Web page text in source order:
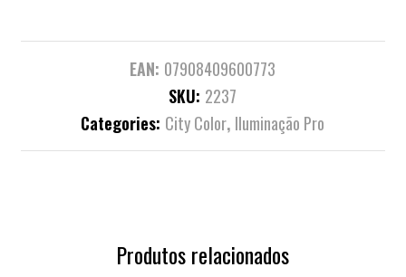
EAN: 07908409600773
SKU: 2237
Categories: City Color, Iluminação Pro
Produtos relacionados